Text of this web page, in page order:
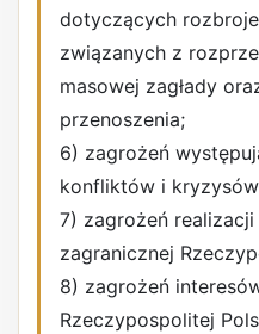
dotyczących
związanych z
masowej zagłady
przenoszenia;
6) zagrożeń
konfliktów i
7) zagrożeń
zagranicznej
8) zagrożeń
Rzeczypospolitej